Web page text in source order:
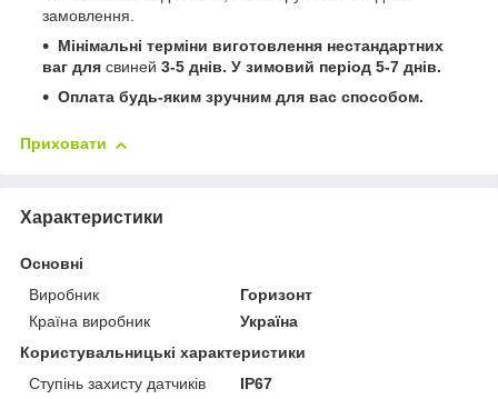
замовлення.
Мінімальні терміни виготовлення нестандартних
ваг для свиней 3-5 днів. У зимовий період 5-7 днів.
Оплата будь-яким зручним для вас способом.
Приховати
Характеристики
Основні
Виробник
Горизонт
Країна виробник
Україна
Користувальницькі характеристики
Ступінь захисту датчиків
IP67